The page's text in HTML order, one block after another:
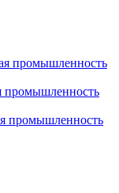
промышленность
промышленность
промышленность